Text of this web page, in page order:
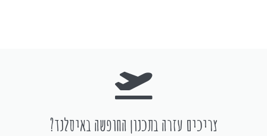
צריכים עזרה בתכנון החופשה באיסלנד?